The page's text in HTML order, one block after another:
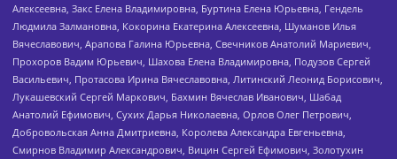
Алексеевна, Закс Елена Владимировна, Буртина Елена Юрьевна, Гендель
Людмила Залмановна, Кокорина Екатерина Алексеевна, Шуманов Илья
Вячеславович, Арапова Галина Юрьевна, Свечников Анатолий Мариевич,
Прохоров Вадим Юрьевич, Шахова Елена Владимировна, Подузов Сергей
Васильевич, Протасова Ирина Вячеславовна, Литинский Леонид Борисович,
Лукашевский Сергей Маркович, Бахмин Вячеслав Иванович, Шабад
Анатолий Ефимович, Сухих Дарья Николаевна, Орлов Олег Петрович,
Добровольская Анна Дмитриевна, Королева Александра Евгеньевна,
Смирнов Владимир Александрович, Вицин Сергей Ефимович, Золотухин